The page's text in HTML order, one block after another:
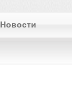
Новости